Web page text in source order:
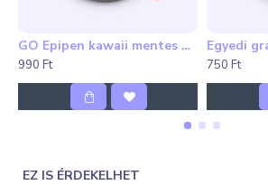
A kép csak illusztráció. A színek a
eltérőek lehetnek.
A Rendelési segédletet
, a
találod.
GO Epipen kawaii mentes hűtőmágnes
990 Ft 750 Ft
EZ IS ÉRDEKELHET